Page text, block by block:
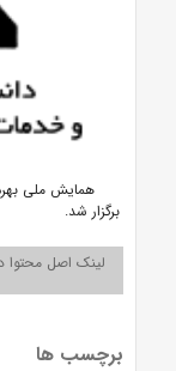
همایش ملی
برگزار شد.
لینک اصل محتوا
برچسب ها